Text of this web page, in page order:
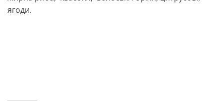
ягоди.